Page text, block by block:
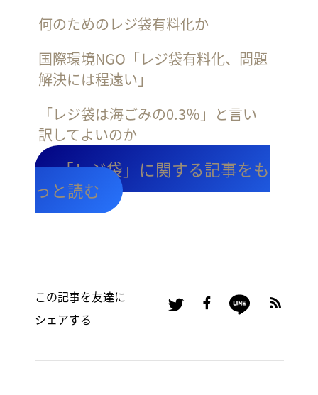
何のためのレジ袋有料化か
国際環境NGO「レジ袋有料化、問題
解決には程遠い」
「レジ袋は海ごみの0.3％」と言い
訳してよいのか
「レジ袋」に関する記事をも
っと読む
この記事を友達に
シェアする